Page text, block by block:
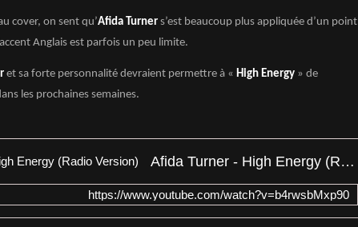
cover, on sent qu’Afida Turner s’est beaucoup plus appliquée d’un point
Anglais est parfois un peu limite.
et sa forte personnalité devraient permettre à « High Energy » de
les prochaines semaines.
Afida Turner - High Energy (Radio Version)
https://www.youtube.com/watch?v=b4rwsbMxp90